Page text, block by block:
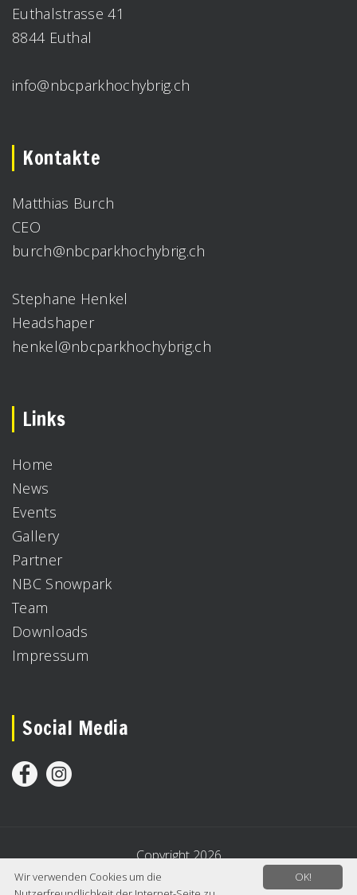
Euthalstrasse 41
8844 Euthal
info@nbcparkhochybrig.ch
Kontakte
Matthias Burch
CEO
burch@nbcparkhochybrig.ch
Stephane Henkel
Headshaper
henkel@nbcparkhochybrig.ch
Links
Home
News
Events
Gallery
Partner
NBC Snowpark
Team
Downloads
Impressum
Social Media
Copyright 2026
OK!
Wir verwenden Cookies um die